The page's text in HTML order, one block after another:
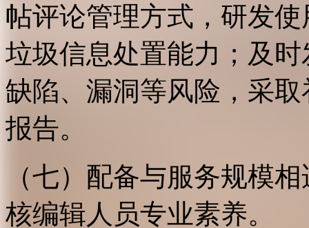
帖评论管理方式，研发
垃圾信息处置能力；及
缺陷、漏洞等风险，采
报告。
（七）配备与服务规模
核编辑人员专业素养。